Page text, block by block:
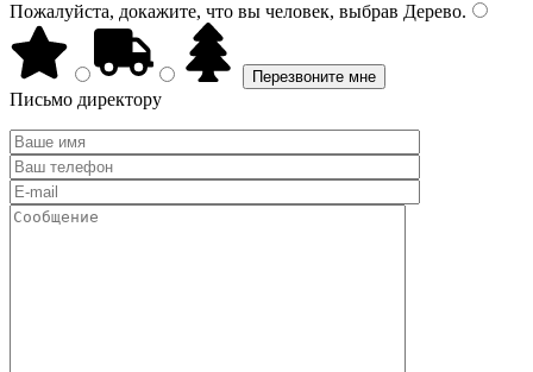
Пожалуйста, докажите, что вы человек, выбрав Дерево.
Письмо директору